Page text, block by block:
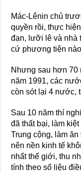
Mác-Lênin chủ
quyền rồi, thực
đạn, lưỡi lê và nhà
cứ phương tiện
Nhưng sau hơn 70
năm 1991, các
còn sót lại 4 nước,
Sau 10 năm thí
đã thất bại, làm
Trung cộng, làm
nên nền kinh tế
nhất thế giới, thu
tính theo số liệu